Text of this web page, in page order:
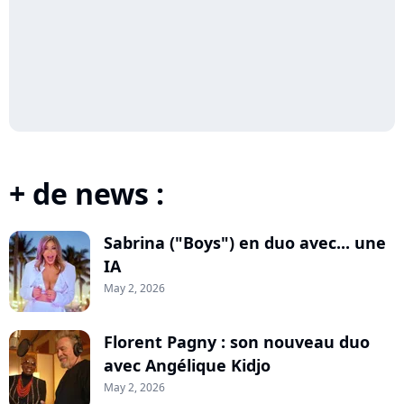
+ de news :
Sabrina ("Boys") en duo avec... une
IA
May 2, 2026
Florent Pagny : son nouveau duo
avec Angélique Kidjo
May 2, 2026